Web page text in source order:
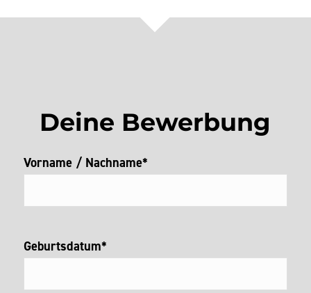
Deine Bewerbung
Vorname / Nachname*
Geburtsdatum*